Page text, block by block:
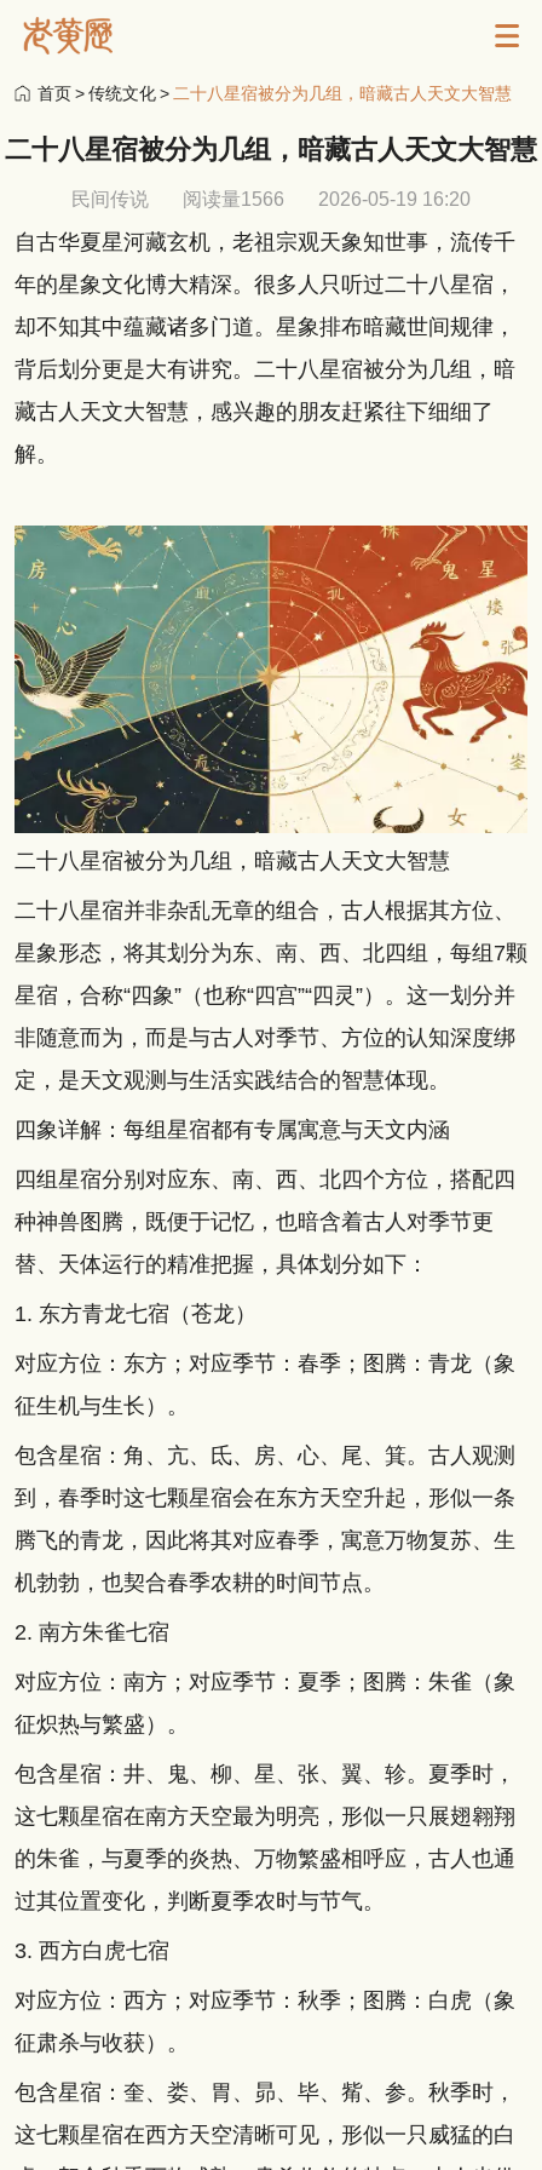
首页>传统文化> 二十八星宿被分为几组，暗藏古人天文大智慧
二十八星宿被分为几组，暗藏古人天文大智慧
民间传说 阅读量1566 2026-05-19 16:20
自古华夏星河藏玄机，老祖宗观天象知世事，流传千
年的星象文化博大精深。很多人只听过二十八星宿，
却不知其中蕴藏诸多门道。星象排布暗藏世间规律，
背后划分更是大有讲究。二十八星宿被分为几组，暗
藏古人天文大智慧，感兴趣的朋友赶紧往下细细了
解。
二十八星宿被分为几组，暗藏古人天文大智慧
二十八星宿并非杂乱无章的组合，古人根据其方位、
星象形态，将其划分为东、南、西、北四组，每组7颗
星宿，合称“四象”（也称“四宫”“四灵”）。这一划分并
非随意而为，而是与古人对季节、方位的认知深度绑
定，是天文观测与生活实践结合的智慧体现。
四象详解：每组星宿都有专属寓意与天文内涵
四组星宿分别对应东、南、西、北四个方位，搭配四
种神兽图腾，既便于记忆，也暗含着古人对季节更
替、天体运行的精准把握，具体划分如下：
1. 东方青龙七宿（苍龙）
对应方位：东方；对应季节：春季；图腾：青龙（象
征生机与生长）。
包含星宿：角、亢、氐、房、心、尾、箕。古人观测
到，春季时这七颗星宿会在东方天空升起，形似一条
腾飞的青龙，因此将其对应春季，寓意万物复苏、生
机勃勃，也契合春季农耕的时间节点。
2. 南方朱雀七宿
对应方位：南方；对应季节：夏季；图腾：朱雀（象
征炽热与繁盛）。
包含星宿：井、鬼、柳、星、张、翼、轸。夏季时，
这七颗星宿在南方天空最为明亮，形似一只展翅翱翔
的朱雀，与夏季的炎热、万物繁盛相呼应，古人也通
过其位置变化，判断夏季农时与节气。
3. 西方白虎七宿
对应方位：西方；对应季节：秋季；图腾：白虎（象
征肃杀与收获）。
包含星宿：奎、娄、胃、昴、毕、觜、参。秋季时，
这七颗星宿在西方天空清晰可见，形似一只威猛的白